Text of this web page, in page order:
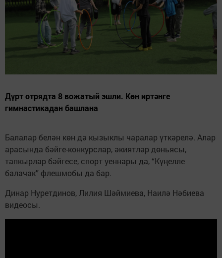
Дүрт отрядта 8 вожатый эшли. Көн иртәнге
гимнастикадан башлана
Балалар белән көн дә кызыклы чаралар үткәрелә. Алар
арасында бәйге-конкурслар, әкиятләр дөньясы,
тапкырлар бәйгесе, спорт уеннары да, “Күңелле
балачак” флешмобы да бар.
Динар Нуретдинов, Лилия Шәймиева, Наилә Нәбиева
видеосы.